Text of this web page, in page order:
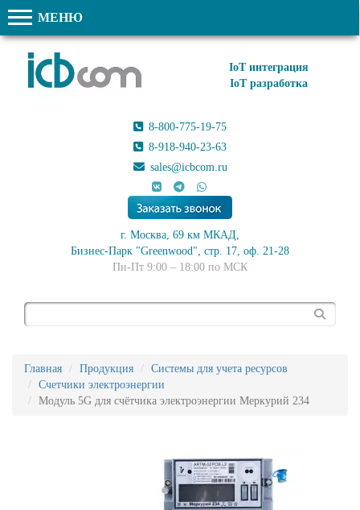
МЕНЮ
IoT интеграция
IoT разработка
8-800-775-19-75
8-918-940-23-63
sales@icbcom.ru
г. Москва, 69 км МКАД,
Бизнес-Парк "Greenwood", стр. 17, оф. 21-28
Пн-Пт 9:00 – 18:00 по МСК
Главная Продукция
Системы для учета ресурсов
Счетчики электроэнергии
Модуль 5G для счётчика электроэнергии Меркурий 234